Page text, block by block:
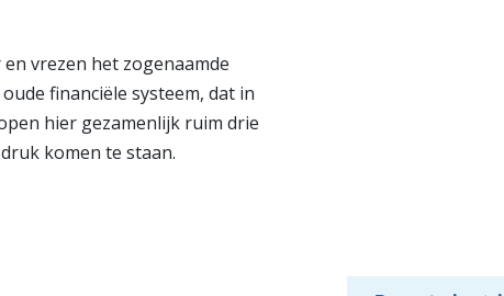
vrezen het zogenaamde
financiële systeem, dat in
hier gezamenlijk ruim drie
komen te staan.